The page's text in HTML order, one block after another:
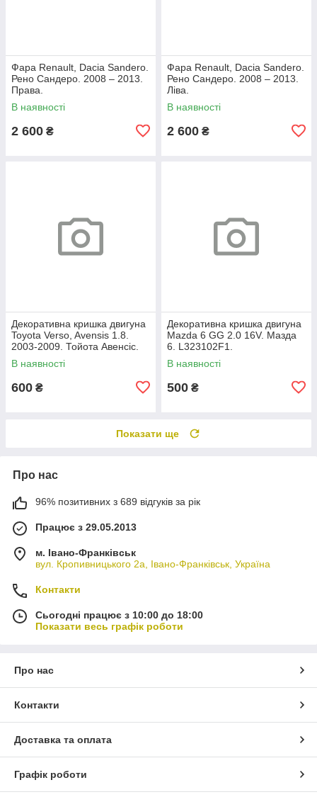
Фара Renault, Dacia Sandero.
Рено Сандеро. 2008 – 2013.
Права.
В наявності
2 600 ₴
Фара Renault, Dacia Sandero.
Рено Сандеро. 2008 – 2013.
Ліва.
В наявності
2 600 ₴
Декоративна кришка двигуна
Toyota Verso, Avensis 1.8.
2003-2009. Тойота Авенсіс.
112120D080.
В наявності
600 ₴
Декоративна кришка двигуна
Mazda 6 GG 2.0 16V. Мазда
6. L323102F1.
В наявності
500 ₴
Показати ще
Про нас
96% позитивних з 689 відгуків за рік
Працює з 29.05.2013
м. Івано-Франківськ
вул. Кропивницького 2а, Івано-Франківськ, Україна
Контакти
Сьогодні працює з 10:00 до 18:00
Показати весь графік роботи
Про нас
Контакти
Доставка та оплата
Графік роботи